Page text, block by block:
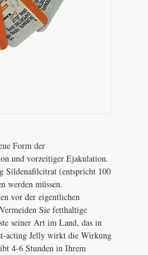
Form der
und vorzeitiger Ejakulation.
Sildenafilcitrat (entspricht 100
werden müssen.
vor der eigentlichen
Sie fetthaltige
seiner Art im Land, das in
acting Jelly wirkt die Wirkung
4-6 Stunden in Ihrem